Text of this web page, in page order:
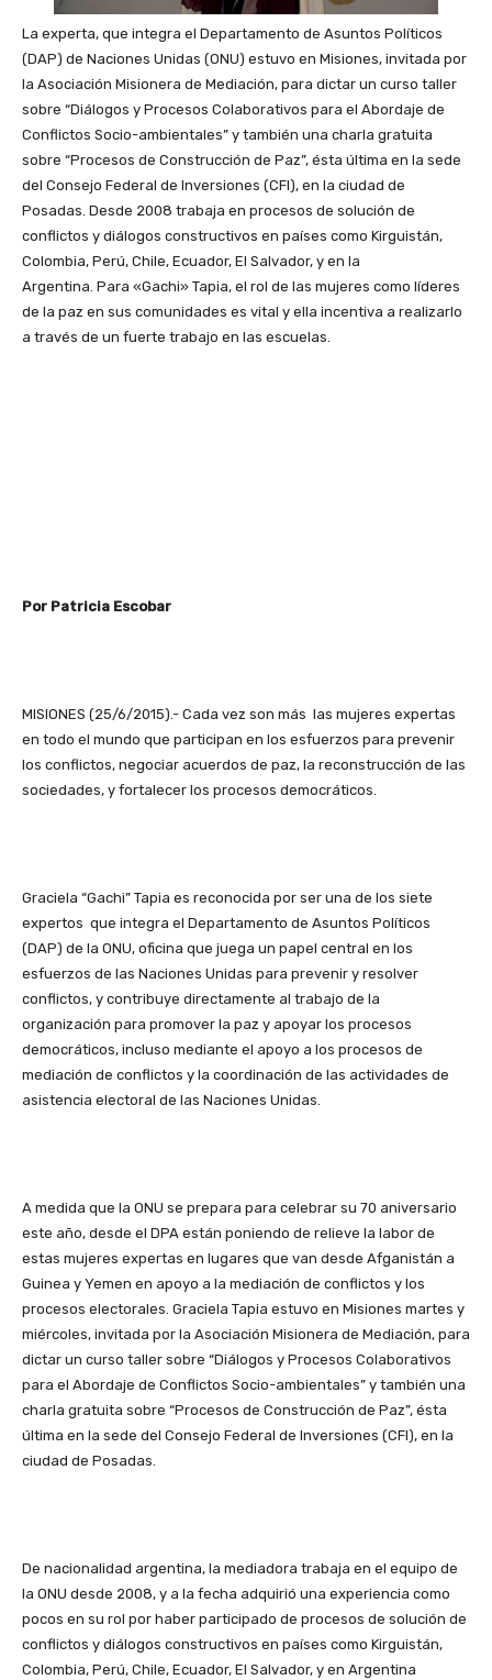
La experta, que integra el Departamento de Asuntos Políticos
(DAP) de Naciones Unidas (ONU) estuvo en Misiones, invitada por
la Asociación Misionera de Mediación, para dictar un curso taller
sobre “Diálogos y Procesos Colaborativos para el Abordaje de
Conflictos Socio-ambientales” y también una charla gratuita
sobre “Procesos de Construcción de Paz”, ésta última en la sede
del Consejo Federal de Inversiones (CFI), en la ciudad de
Posadas. Desde 2008 trabaja en procesos de solución de
conflictos y diálogos constructivos en países como Kirguistán,
Colombia, Perú, Chile, Ecuador, El Salvador, y en la
Argentina. Para «Gachi» Tapia, el rol de las mujeres como líderes
de la paz en sus comunidades es vital y ella incentiva a realizarlo
a través de un fuerte trabajo en las escuelas.
Por Patricia Escobar
MISIONES (25/6/2015).- Cada vez son más las mujeres expertas
en todo el mundo que participan en los esfuerzos para prevenir
los conflictos, negociar acuerdos de paz, la reconstrucción de las
sociedades, y fortalecer los procesos democráticos.
Graciela “Gachi” Tapia es reconocida por ser una de los siete
expertos que integra el Departamento de Asuntos Políticos
(DAP) de la ONU, oficina que juega un papel central en los
esfuerzos de las Naciones Unidas para prevenir y resolver
conflictos, y contribuye directamente al trabajo de la
organización para promover la paz y apoyar los procesos
democráticos, incluso mediante el apoyo a los procesos de
mediación de conflictos y la coordinación de las actividades de
asistencia electoral de las Naciones Unidas.
A medida que la ONU se prepara para celebrar su 70 aniversario
este año, desde el DPA están poniendo de relieve la labor de
estas mujeres expertas en lugares que van desde Afganistán a
Guinea y Yemen en apoyo a la mediación de conflictos y los
procesos electorales. Graciela Tapia estuvo en Misiones martes y
miércoles, invitada por la Asociación Misionera de Mediación, para
dictar un curso taller sobre “Diálogos y Procesos Colaborativos
para el Abordaje de Conflictos Socio-ambientales” y también una
charla gratuita sobre “Procesos de Construcción de Paz”, ésta
última en la sede del Consejo Federal de Inversiones (CFI), en la
ciudad de Posadas.
De nacionalidad argentina, la mediadora trabaja en el equipo de
la ONU desde 2008, y a la fecha adquirió una experiencia como
pocos en su rol por haber participado de procesos de solución de
conflictos y diálogos constructivos en países como Kirguistán,
Colombia, Perú, Chile, Ecuador, El Salvador, y en Argentina